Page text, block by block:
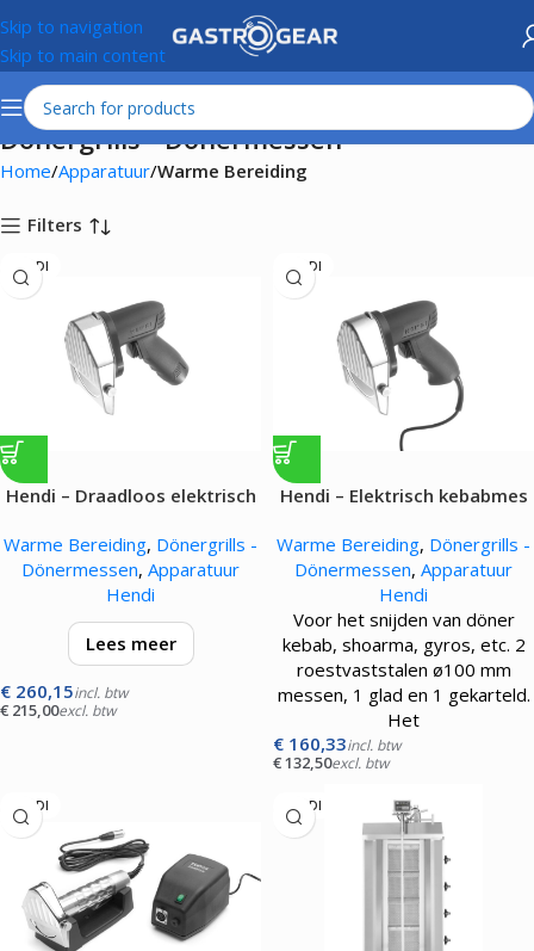
Skip to navigation
Skip to main content
Dönergrills - Dönermessen
Home Apparatuur Warme Bereiding
Filters
HENDI
Hendi – Draadloos elektrisch
Warme Bereiding, Dönergrills -
Dönermessen, Apparatuur
Hendi
Lees meer
Voor het snijden van döner
kebab, shoarma, gyros, etc. 2
€ 260,15incl. btw
€ 215,00excl. btw
HENDI
Hendi – Elektrisch kebabmes
Warme Bereiding, Dönergrills -
Dönermessen, Apparatuur
Hendi
Voor het snijden van döner
kebab, shoarma, gyros, etc. 2
roestvaststalen ø100 mm
messen, 1 glad en 1 gekarteld.
Het
€ 160,33incl. btw
€132,50excl. btw
HENDI HENDI